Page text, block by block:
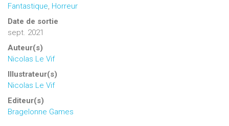
Fantastique Horreur
Date de sortie
sept. 2021
Auteur(s)
Nicolas Le Vif
Illustrateur(s)
Nicolas Le Vif
Editeur(s)
Bragelonne Games